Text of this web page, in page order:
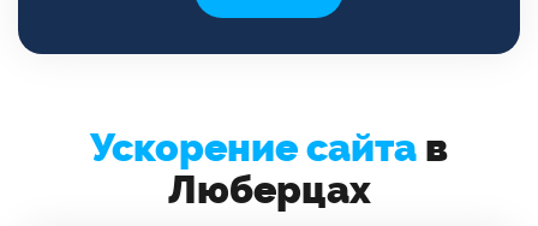
Ускорение сайта в
Люберцах